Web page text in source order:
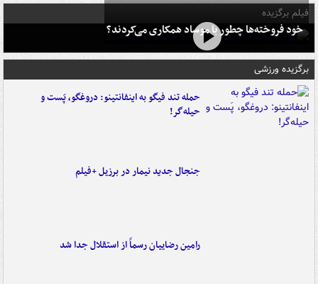
فیلم برگزیده
خود فروخته‌ها چطور با موساد همکاری می‌کردند؟
برگزیده ورزشی
حمله تند فیگو به اینفانتینو: دروغگو، پَست‌ و
حیله‌گر!
جنجال جدید نیمار در برزیل +فیلم
رامین رضاییان رسماً از استقلال جدا شد